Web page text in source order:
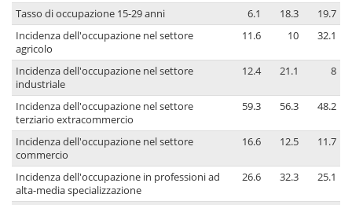
Tasso di occupazione 15-29 anni
6.1 18.3
19.7
Incidenza dell'occupazione nel settore
agricolo
11.6 10 32.1
Incidenza dell'occupazione nel settore
industriale
12.4 21.1 8
Incidenza dell'occupazione nel settore
terziario extracommercio
59.3 56.3 48.2
Incidenza dell'occupazione nel settore
commercio
16.6 12.5 11.7
Incidenza dell'occupazione in professioni ad
alta-media specializzazione
26.6 32.3 25.1